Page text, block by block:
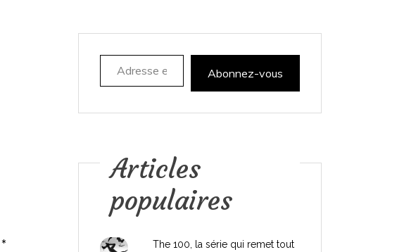
*
Adresse e-mail
Abonnez-vous
Articles
populaires
The 100, la série qui remet tout